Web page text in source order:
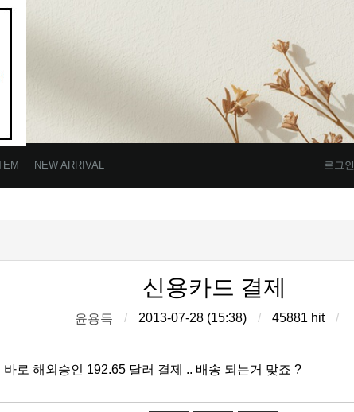
NEW ARRIVAL 로그인
신용카드 결제
윤용득 / 2013-07-28 (15:38) / 45881 hit /
로 해외승인 192.65 달러 결제 .. 배송 되는거 맞죠 ?